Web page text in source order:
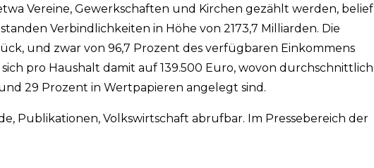
Vereine, Gewerkschaften und Kirchen gezählt werden, belief
Verbindlichkeiten in Höhe von 2173,7 Milliarden. Die
und zwar von 96,7 Prozent des verfügbaren Einkommens
pro Haushalt damit auf 139.500 Euro, wovon durchschnittlich
29 Prozent in Wertpapieren angelegt sind.
Publikationen, Volkswirtschaft abrufbar. Im Pressebereich der